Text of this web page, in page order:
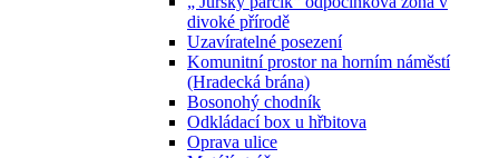
divoké přírodě
Uzavíratelné posezení
Komunitní prostor na horním náměstí
(Hradecká brána)
Bosonohý chodník
Odkládací box u hřbitova
Oprava ulice